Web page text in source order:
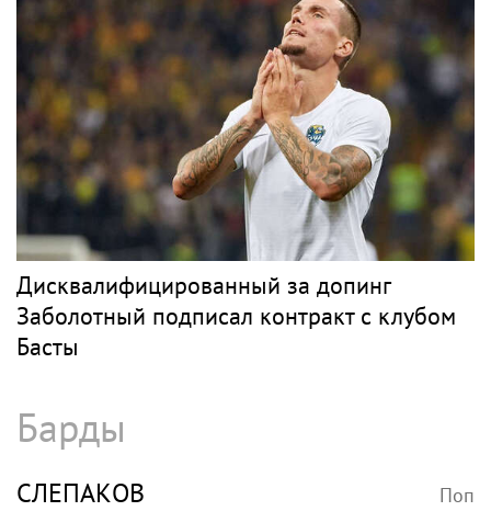
Дисквалифицированный за допинг
Заболотный подписал контракт с клубом
Басты
Барды
СЛЕПАКОВ Поп